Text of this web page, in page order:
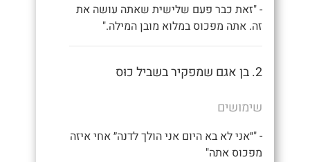
- "זאת כבר פעם שלישית שאתה עושה את
זה. אתה מפכוס במלוא מובן המילה."
2. בן אגם שמפקיר בשביל כוּס
שימושים
- "״אני לא בא היום אני הולך לדנה״ אחי איזה
מפכוס אתה"